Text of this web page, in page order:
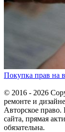
Покупка прав на
© 2016 - 2026
ремонте и
Авторское
сайта, прямая
обязательна.